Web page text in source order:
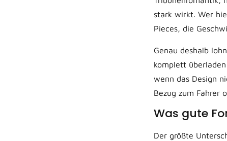
stark wirkt. Wer
Pieces, die
Genau deshalb
komplett
wenn das Design
Bezug zum Fahrer
Was gute
Der größte